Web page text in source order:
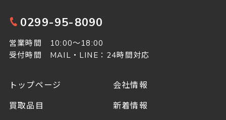
0299-95-8090
営業時間 10:00～18:00
受付時間 MAIL・LINE：24時間対応
トップページ
買取品目
会社情報
新着情報